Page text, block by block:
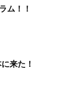
ム！！
来た！